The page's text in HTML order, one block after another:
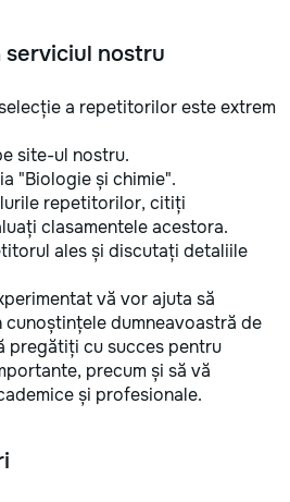
serviciul nostru
a repetitorilor este extrem
site-ul nostru.
"Biologie și chimie".
repetitorilor, citiți
clasamentele acestora.
ales și discutați detaliile
vă vor ajuta să
dumneavoastră de
pregătiți cu succes pentru
precum și să vă
și profesionale.